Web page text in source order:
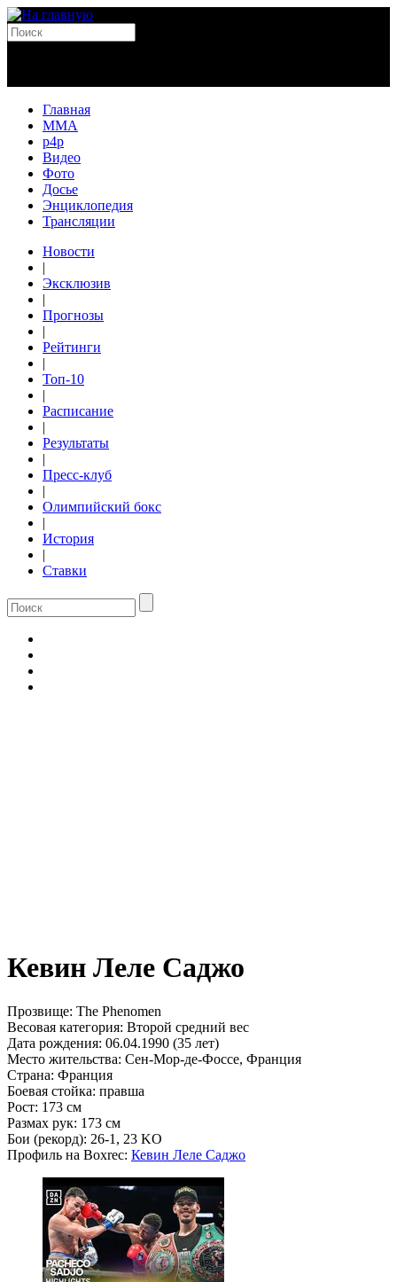
Главная
MMA
p4p
Видео
Фото
Досье
Энциклопедия
Трансляции
Новости
|
Эксклюзив
|
Прогнозы
|
Рейтинги
|
Топ-10
|
Расписание
|
Результаты
|
Пресс-клуб
|
Олимпийский бокс
|
История
|
Ставки
Кевин Леле Саджо
Прозвище: The Phenomen
Весовая категория: Второй средний вес
Дата рождения: 06.04.1990 (35 лет)
Место жительства: Сен-Мор-де-Фоссе, Франция
Страна: Франция
Боевая стойка: правша
Рост: 173 см
Размах рук: 173 см
Бои (рекорд): 26-1, 23 KO
Профиль на Boxrec: Кевин Леле Саджо